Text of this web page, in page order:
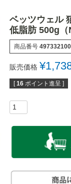
ベッツウェル
低脂肪 500g（
商品番号
販売価格 ¥
[ 16 ポイント進呈 ]